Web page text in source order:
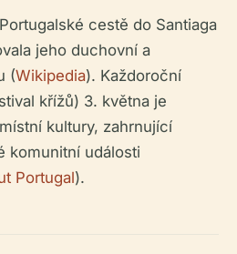
cestě do Santiaga
jeho duchovní a
(Wikipedia). Každoroční
křížů) 3. května je
kultury, zahrnující
komunitní události
Portugal).